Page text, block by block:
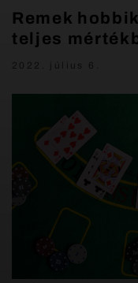
Remek
teljes
2022. július 6.